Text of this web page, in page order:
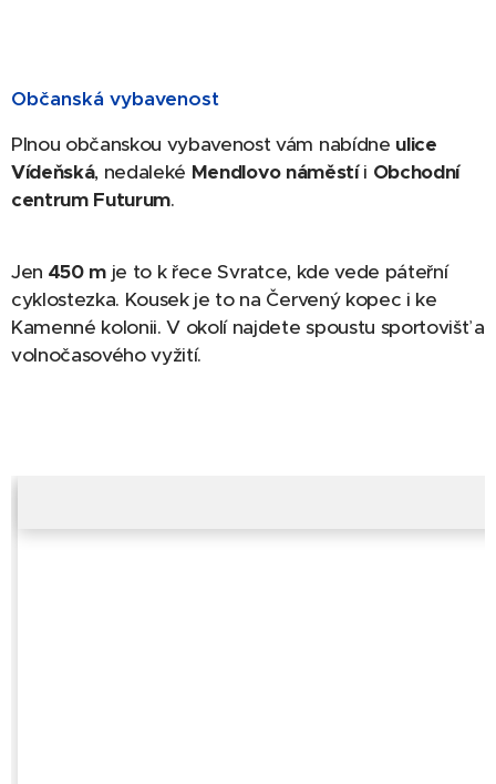
Občanská vybavenost
Plnou občanskou vybavenost vám nabídne ulice
Vídeňská, nedaleké Mendlovo náměstíi Obchodní
centrum Futurum.
Jen 450 m je to k řece Svratce, kde vede páteřní
cyklostezka. Kousek je to na Červený kopec i ke
Kamenné kolonii. V okolí najdete spoustu sportovišť a
volnočasového vyžití.